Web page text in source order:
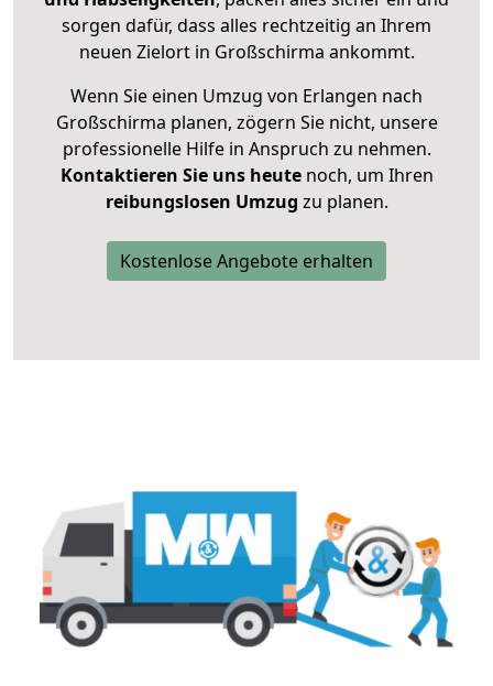
sorgen dafür, dass alles rechtzeitig an Ihrem
neuen Zielort in Großschirma ankommt.
Wenn Sie einen Umzug von Erlangen nach
Großschirma planen, zögern Sie nicht, unsere
professionelle Hilfe in Anspruch zu nehmen.
Kontaktieren Sie uns heutenoch, um Ihren
reibungslosen Umzug zu planen.
Kostenlose Angebote erhalten